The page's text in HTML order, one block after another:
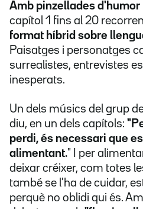
Amb pinzellades
capítol 1 fins al 20
format híbrid sobre
Paisatges i personatges
surrealistes, entrevistes
inesperats.
Un dels músics del grup
diu, en un dels capítols:
perdi, és necessari que
alimentant." I per
deixar créixer, com totes
també se l'ha de cuidar,
perquè no oblidi qui és.